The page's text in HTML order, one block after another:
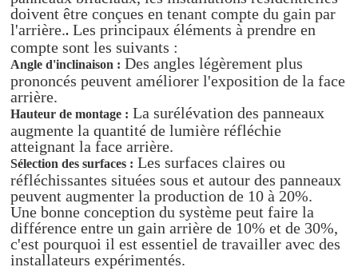
doivent être conçues en tenant compte du gain par
l'arrière.. Les principaux éléments à prendre en
compte sont les suivants :
Angle d'inclinaison : Des angles légèrement plus
prononcés peuvent améliorer l'exposition de la face
arrière.
Hauteur de montage : La surélévation des panneaux
augmente la quantité de lumière réfléchie
atteignant la face arrière.
Sélection des surfaces : Les surfaces claires ou
réfléchissantes situées sous et autour des panneaux
peuvent augmenter la production de 10 à 20%.
Une bonne conception du système peut faire la
différence entre un gain arrière de 10% et de 30%,
c'est pourquoi il est essentiel de travailler avec des
installateurs expérimentés.